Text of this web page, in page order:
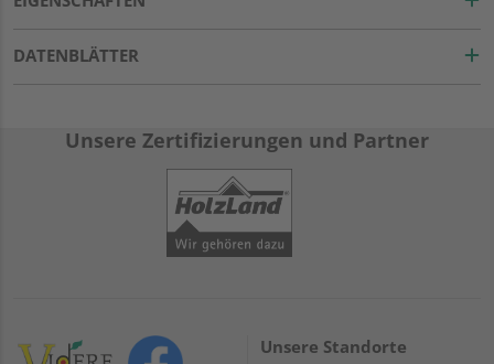
DATENBLÄTTER
Unsere Zertifizierungen und Partner
Unsere Standorte